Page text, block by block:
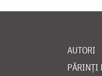
AUTORI
PĂRINȚI